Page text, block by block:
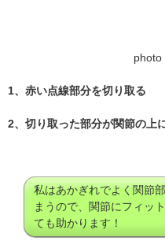
photo
1、赤い点線部分を切り取る
2、切り取った部分が関節の上
私はあかぎれでよく関節
まうので、関節にフィッ
ても助かります！